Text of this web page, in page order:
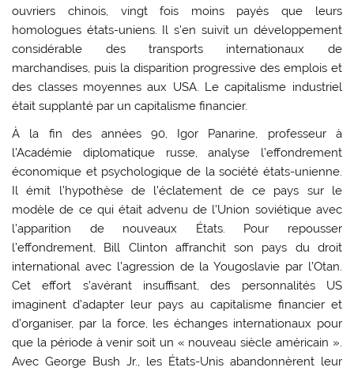
ouvriers chinois, vingt fois moins payés que leurs
homologues états-uniens. Il s’en suivit un développement
considérable des transports internationaux de
marchandises, puis la disparition progressive des emplois et
des classes moyennes aux USA. Le capitalisme industriel
était supplanté par un capitalisme financier.
À la fin des années 90, Igor Panarine, professeur à
l’Académie diplomatique russe, analyse l’effondrement
économique et psychologique de la société états-unienne.
Il émit l’hypothèse de l’éclatement de ce pays sur le
modèle de ce qui était advenu de l’Union soviétique avec
l’apparition de nouveaux États. Pour repousser
l’effondrement, Bill Clinton affranchit son pays du droit
international avec l’agression de la Yougoslavie par l’Otan.
Cet effort s’avérant insuffisant, des personnalités US
imaginent d’adapter leur pays au capitalisme financier et
d’organiser, par la force, les échanges internationaux pour
que la période à venir soit un « nouveau siècle américain ».
Avec George Bush Jr., les États-Unis abandonnèrent leur